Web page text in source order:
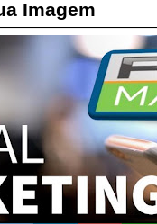
Imagem